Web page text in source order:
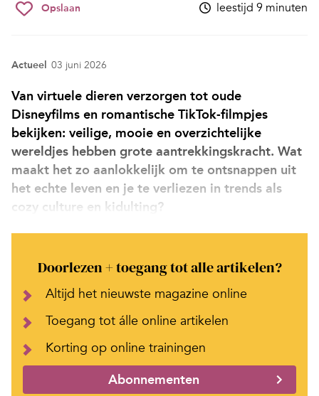
Opslaan leestijd 9 minuten
Actueel 03 juni 2026
Van virtuele dieren verzorgen tot oude
Disneyfilms en romantische TikTok-filmpjes
bekijken: veilige, mooie en overzichtelijke
wereldjes hebben grote aantrekkingskracht. Wat
maakt het zo aanlokkelijk om te ontsnappen uit
het echte leven en je te verliezen in trends als
cozy culture en kidulting?
Doorlezen + toegang tot alle artikelen?
Altijd het nieuwste magazine online
Toegang tot álle online artikelen
Korting op online trainingen
Abonnementen